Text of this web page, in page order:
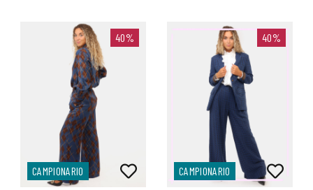
40%
CAMPIONARIO
40%
CAMPIONARIO